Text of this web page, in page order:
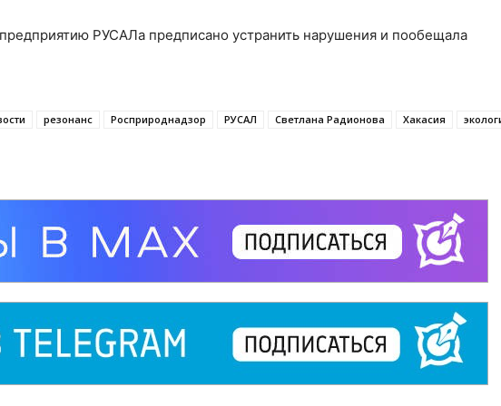
РУСАЛа предписано устранить нарушения и пообещала
резонанс Росприроднадзор РУСАЛ Светлана Радионова Хакасия